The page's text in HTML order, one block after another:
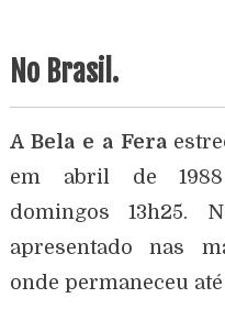
No Brasil.
A Bela e a Fera
em abril de
domingos 13h25.
apresentado nas
onde permaneceu até